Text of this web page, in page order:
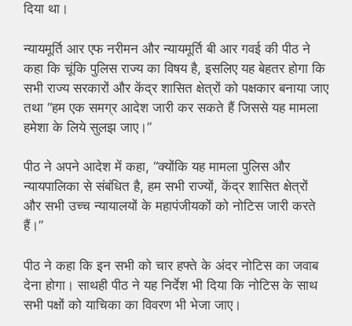
दिया था।
न्यायमूर्ति आर एफ नरीमन और न्यायमूर्ति बी आर गवई की पीठ ने
कहा कि चूंकि पुलिस राज्य का विषय है, इसलिए यह बेहतर होगा कि
सभी राज्य सरकारों और केंद्र शासित क्षेत्रों को पक्षकार बनाया जाए
तथा “हम एक समग्र आदेश जारी कर सकते हैं जिससे यह मामला
हमेशा के लिये सुलझ जाए।”
पीठ ने अपने आदेश में कहा, “क्योंकि यह मामला पुलिस और
न्यायपालिका से संबंधित है, हम सभी राज्यों, केंद्र शासित क्षेत्रों
और सभी उच्च न्यायालयों के महापंजीयकों को नोटिस जारी करते
हैं।”
पीठ ने कहा कि इन सभी को चार हफ्ते के अंदर नोटिस का जवाब
देना होगा। साथही पीठ ने यह निर्देश भी दिया कि नोटिस के साथ
सभी पक्षों को याचिका का विवरण भी भेजा जाए।